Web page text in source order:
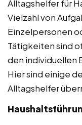
Alltagshelfer für
Vielzahl von
Einzelpersonen
Tätigkeiten sind
den individuellen
Hier sind einige
Alltagshelfer